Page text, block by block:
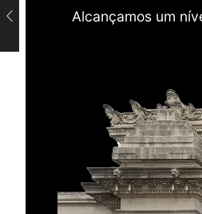
Alcançamos um